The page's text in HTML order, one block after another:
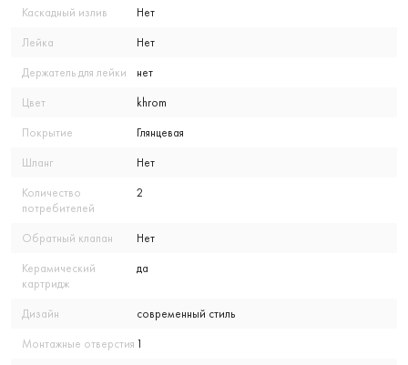
Каскадный излив Нет
Лейка Нет
Держатель для лейки нет
Цвет khrom
Покрытие Глянцевая
Шланг Нет
Количество
потребителей
2
Обратный клапан Нет
Керамический
картридж
да
Дизайн современный стиль
Монтажные отверстия 1